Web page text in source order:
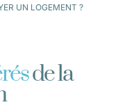
UN LOGEMENT ?
de la